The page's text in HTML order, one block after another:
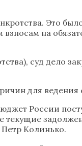
Это
на
суд дело
для ведения
России
текущие
Колинько.